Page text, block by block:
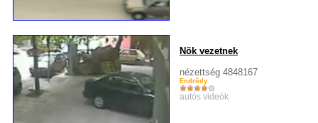
Nõk vezetnek
nézettség 4848167
Endrõdy
autós videók